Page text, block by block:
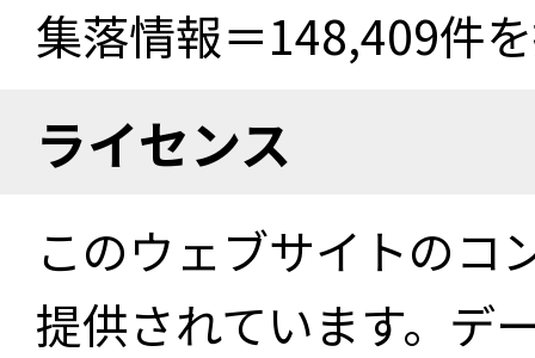
集落情報＝148,409件
ライセンス
このウェブサイトのコ
提供されています。デ